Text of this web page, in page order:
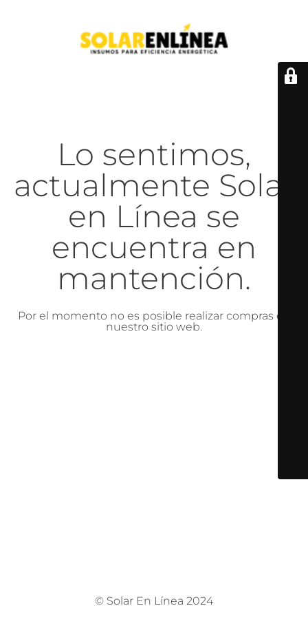
Lo sentimos,
actualmente Solar
en Línea se
encuentra en
mantención.
Por el momento no es posible realizar compras en
nuestro sitio web.
© Solar En Línea 2024